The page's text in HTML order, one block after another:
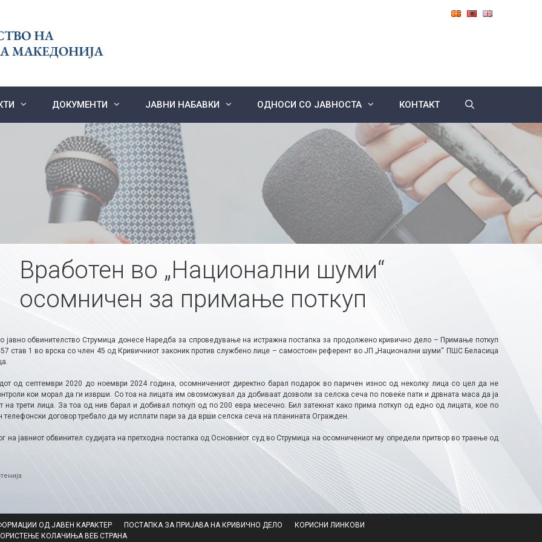
ДОКУМЕНТИ ЈАВНИ НАБАВКИ ОДНОСИ СО ЈАВНОСТА КОНТАКТ
Вработен во „Национални шуми“
осомничен за примање поткуп
јавно обвинителство Струмица донесе Наредба за спроведување на истражна постапка за продолжено кривично дело – Примање поткуп
став 1 во врска со член 45 од Кривичниот законик против службено лице – самостоен референт во ЈП „Национални шуми“ ПШС Беласица
од септември 2020 до ноември 2024 година, осомничениот директно барал подарок во паричен износ од неколку лица со цел да не
кои морал да ги изврши. Со тоа на лицата им овозможувал да добиваат дозволи за селска сеча по повеќе пати и дрвната маса да ја
на трети лица. За тоа од нив барал и добивал поткуп од по 200 евра месечно. Бил затекнат како прима поткуп од едно од лицата, кое по
телефонски договор требало да му исплати пари за да врши селска сеча на планината Огражден.
на јавниот обвинител судијата на претходна постапка од Основниот суд во Струмица на осомничениот му определи притвор во траење од
ОД ЈАВЕН КАРАКТЕР ПОСТАПКА ЗА ПРИЈАВА НА КРИВИЧНО ДЕЛО
КОРИСНИ ЛИНКОВИ
КОЛАЧИЊА ВЕБ СТРАНА